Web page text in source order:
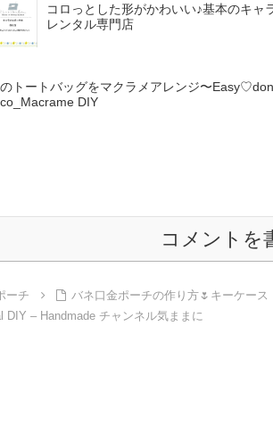
コロっとした形がかわいい♪基本のキ
レンタル専門店
トートバッグをマクラメアレンジ〜
DIY
コメントを
ーチ
バネ口金ポーチの作り方🌷キーケー
DIY – Handmade チャンネル気ままに